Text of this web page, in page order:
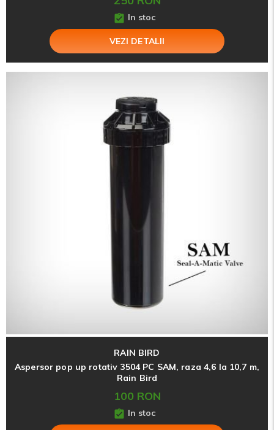
In stoc
VEZI DETALII
RAIN BIRD
Aspersor pop up rotativ 3504 PC SAM, raza 4,6 la 10,7 m,
Rain Bird
100 RON
In stoc